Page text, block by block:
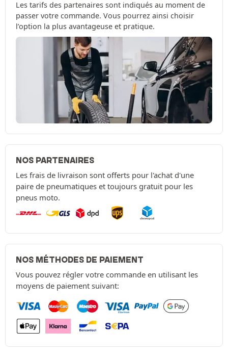
Les tarifs des partenaires sont indiqués au moment de
passer votre commande. Vous pourrez ainsi choisir
l’option la plus avantageuse et pratique.
NOS PARTENAIRES
Les frais de livraison sont offerts pour l'achat d'une
paire de pneumatiques et toujours gratuit pour les
pneus moto.
NOS MÉTHODES DE PAIEMENT
Vous pouvez régler votre commande en utilisant les
moyens de paiement suivant: